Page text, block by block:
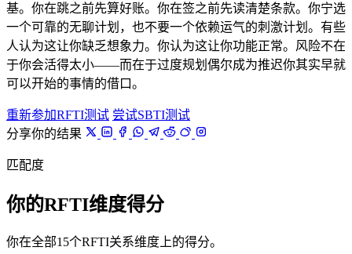
基。你在跳之前先算好账。你在签之前先读清楚条款。你宁选
一个可靠的无聊计划，也不要一个依赖运气的刺激计划。有些
人认为这让你缺乏想象力。你认为这让你功能正常。风险不在
于你会活得太小——而在于过度规划偶尔成为推迟你其实早就
可以开始的事情的借口。
重新参加RFTI测试 尝试SBTI测试
分享你的结果
匹配度
你的RFTI维度得分
你在全部15个RFTI关系维度上的得分。